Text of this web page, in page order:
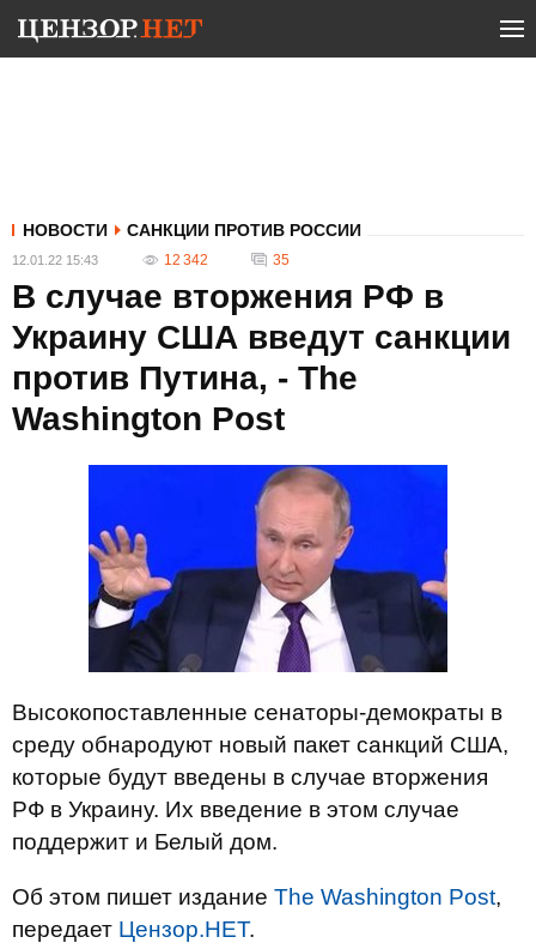
НОВОСТИ САНКЦИИ ПРОТИВ РОССИИ
12.01.22 15:43 12 342 35
В случае вторжения РФ в
Украину США введут санкции
против Путина, - The
Washington Post
Высокопоставленные сенаторы-демократы в
среду обнародуют новый пакет санкций США,
которые будут введены в случае вторжения
РФ в Украину. Их введение в этом случае
поддержит и Белый дом.
Об этом пишет издание The Washington Post,
передает Цензор.НЕТ.